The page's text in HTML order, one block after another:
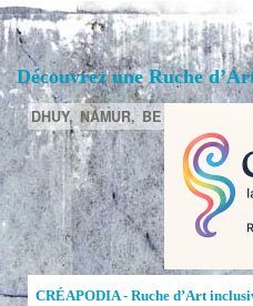
Découvrez une Ruche
DHUY, NAMUR, BE
CRÉAPODIA - Ruche d’Art